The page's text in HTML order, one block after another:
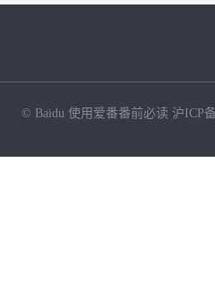
© Baidu 使用爱番番前必读 沪ICP